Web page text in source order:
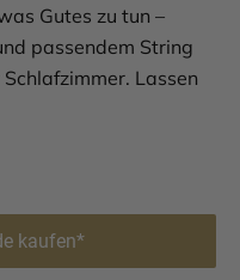
Gutes zu tun –
passendem String
Lassen
kaufen*